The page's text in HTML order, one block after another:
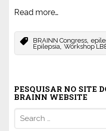
Read more…
BRAINN Congress,
Epilepsia, Workshop
PESQUISAR NO SITE
BRAINN WEBSITE
for: